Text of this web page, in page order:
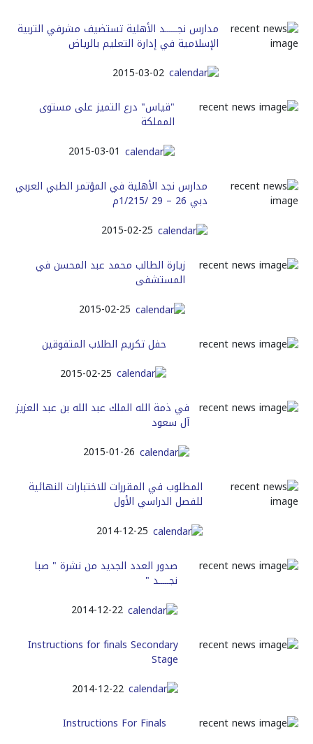
مدارس نجــــــد الأهلية تستضيف مشرفي التربية
الإسلامية في إدارة التعليم بالرياض
2015-03-02
"قياس" درع التميز على مستوى
المملكة
2015-03-01
مدارس نجد الأهلية في المؤتمر الطبي العربي
دبي 26 – 29 /1/215م
2015-02-25
زيارة الطالب محمد عبد المحسن في
المستشفى
2015-02-25
حفل تكريم الطلاب المتفوقين
2015-02-25
في ذمة الله الملك عبد الله بن عبد العزيز
آل سعود
2015-01-26
المطلوب في المقررات للاختبارات النهائية
للفصل الدراسي الأول
2014-12-25
صدور العدد الجديد من نشرة " صبا
نجـــــد "
2014-12-22
Instructions for finals Secondary
Stage
2014-12-22
Instructions For Finals